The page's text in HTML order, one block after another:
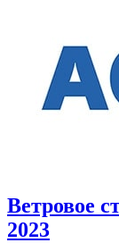
Ветровое
2023